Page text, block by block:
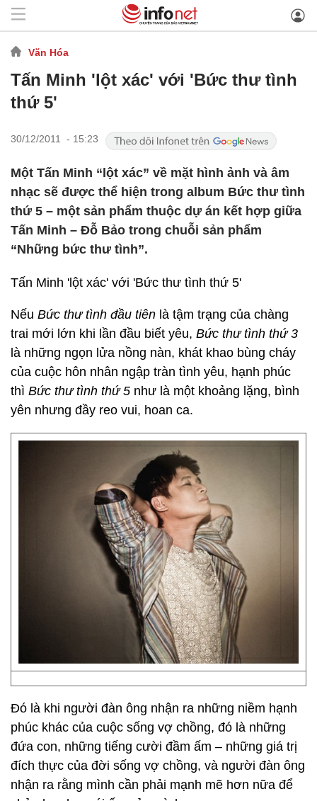
Văn Hóa
Tấn Minh 'lột xác' với 'Bức thư tình
thứ 5'
30/12/2011 - 15:23
Một Tấn Minh “lột xác” về mặt hình ảnh và âm
nhạc sẽ được thể hiện trong album Bức thư tình
thứ 5 – một sản phẩm thuộc dự án kết hợp giữa
Tấn Minh – Đỗ Bảo trong chuỗi sản phẩm
“Những bức thư tình”.
Tấn Minh 'lột xác' với 'Bức thư tình thứ 5'
Nếu Bức thư tình đầu tiên là tậm trạng của chàng
trai mới lớn khi lần đầu biết yêu, Bức thư tình thứ 3
là những ngọn lửa nồng nàn, khát khao bùng cháy
của cuộc hôn nhân ngập tràn tình yêu, hạnh phúc
thì Bức thư tình thứ 5 như là một khoảng lặng, bình
yên nhưng đầy reo vui, hoan ca.
Đó là khi người đàn ông nhận ra những niềm hạnh
phúc khác của cuộc sống vợ chồng, đó là những
đứa con, những tiếng cười đầm ấm – những giá trị
đích thực của đời sống vợ chồng, và người đàn ông
nhận ra rằng mình cần phải mạnh mẽ hơn nữa để